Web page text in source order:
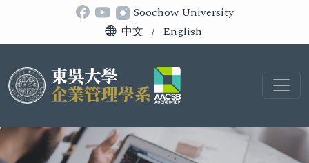
Soochow University
中文 / English